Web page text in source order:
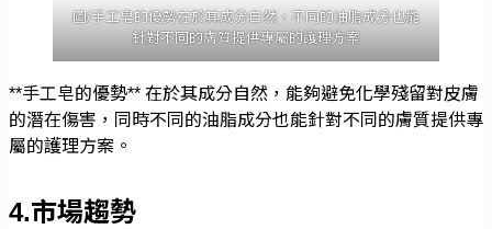
圖/手工皂的優勢在於其成分自然，不同的油脂成分也能
針對不同的膚質提供專屬的護理方案
**手工皂的優勢** 在於其成分自然，能夠避免化學殘留對皮膚
的潛在傷害，同時不同的油脂成分也能針對不同的膚質提供專
屬的護理方案。
4.市場趨勢